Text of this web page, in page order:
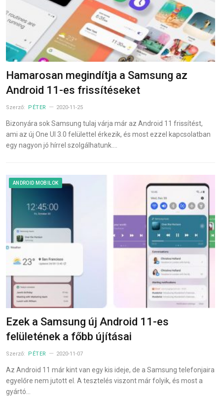
Hamarosan megindítja a Samsung az
Android 11-es frissítéseket
Szerző: PÉTER 2020-11-25
Bizonyára sok Samsung tulaj várja már az Android 11 frissítést,
ami az új One UI 3.0 felülettel érkezik, és most ezzel kapcsolatban
egy nagyon jó hírrel szolgálhatunk.…
ANDROID MOBILOK
Ezek a Samsung új Android 11-es
felületének a főbb újításai
Szerző: PÉTER 2020-11-07
Az Android 11 már kint van egy kis ideje, de a Samsung telefonjaira
egyelőre nem jutott el. A tesztelés viszont már folyik, és most a
gyártó…